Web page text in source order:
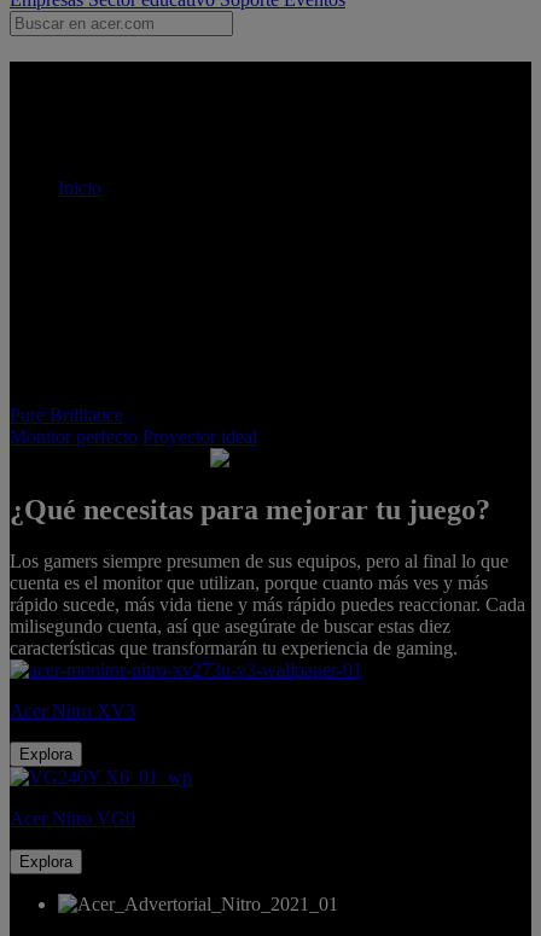
Inicio
Pure Brilliance
Monitor perfecto Proyector ideal
PURE
GAMEPLAY
Acer Nitro GamingMonitors
¿Qué necesitas para mejorar tu juego?
Los gamers siempre presumen de sus equipos, pero al final lo que
cuenta es el monitor que utilizan, porque cuanto más ves y más
rápido sucede, más vida tiene y más rápido puedes reaccionar. Cada
milisegundo cuenta, así que asegúrate de buscar estas diez
características que transformarán tu experiencia de gaming.
Acer Nitro XV3
Explora
Acer Nitro VG0
Explora